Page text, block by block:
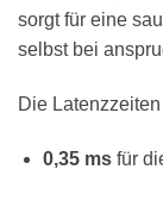
sorgt für eine
selbst bei
Die
0,35 msfür